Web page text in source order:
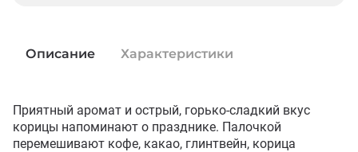
Описание Характеристики
Приятный аромат и острый, горько-сладкий вкус
корицы напоминают о празднике. Палочкой
перемешивают кофе, какао, глинтвейн, корица